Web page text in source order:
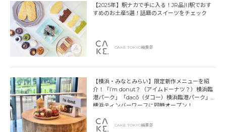
【2025年】駅ナカで手に入る！JR品川駅でおす
すめのお土産5選！話題のスイーツをチェック
CAKE.TOKYO編集部
【横浜・みなとみらい】限定新作メニューを紹
介！「I’m donut？（アイムドーナツ？）横浜臨
港パーク」「dacō（ダコー）横浜臨港パーク」
横浜ティンバーワーフに同時オープン！
CAKE.TOKYO編集部